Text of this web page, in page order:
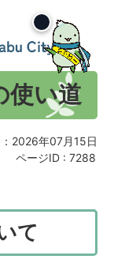
使い道
2026年07月15日
ページID : 7288
て